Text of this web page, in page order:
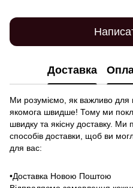
Доставка
Ми розуміємо, як важливо для
якомога швидше! Тому ми
швидку та якісну доставку. Ми
способів доставки, щоб ви
для вас:
•Доставка Новою Поштою